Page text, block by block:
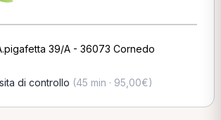
39/A - 36073 Cornedo
di controllo (45 min · 95,00€)